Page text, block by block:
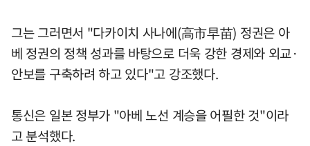
그는 그러면서 "다카이치 사나에(高市早苗) 정권은 아
베 정권의 정책 성과를 바탕으로 더욱 강한 경제와 외교·
안보를 구축하려 하고 있다"고 강조했다.
통신은 일본 정부가 "아베 노선 계승을 어필한 것"이라
고 분석했다.